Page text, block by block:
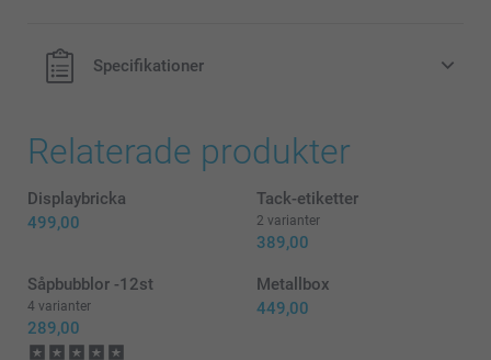
Specifikationer
Relaterade produkter
Displaybricka
499,00
Tack-etiketter
2 varianter
389,00
Såpbubblor -12st
4 varianter
289,00
Metallbox
449,00